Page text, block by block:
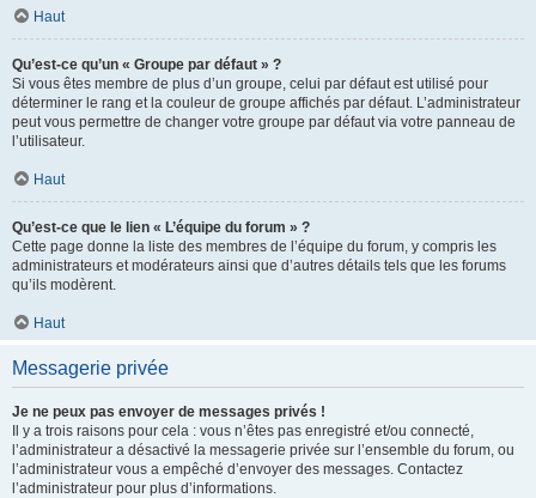
Haut
Qu’est-ce qu’un « Groupe par défaut » ?
Si vous êtes membre de plus d’un groupe, celui par défaut est utilisé pour
déterminer le rang et la couleur de groupe affichés par défaut. L’administrateur
peut vous permettre de changer votre groupe par défaut via votre panneau de
l’utilisateur.
Haut
Qu’est-ce que le lien « L’équipe du forum » ?
Cette page donne la liste des membres de l’équipe du forum, y compris les
administrateurs et modérateurs ainsi que d’autres détails tels que les forums
qu’ils modèrent.
Haut
Messagerie privée
Je ne peux pas envoyer de messages privés !
Il y a trois raisons pour cela : vous n’êtes pas enregistré et/ou connecté,
l’administrateur a désactivé la messagerie privée sur l’ensemble du forum, ou
l’administrateur vous a empêché d’envoyer des messages. Contactez
l’administrateur pour plus d’informations.